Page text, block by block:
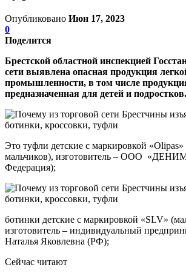
Опубликовано Июн 17, 2023
0
Поделится
Брестской областной инспекцией
сети выявлена опасная продукция
промышленности, в том числе
предназначенная для детей и подростков.
Это туфли детские с маркировкой
мальчиков), изготовитель – ООО
Федерация);
ботинки детские с маркировкой «SLV»
изготовитель – индивидуальный
Наталья Яковлевна (РФ);
Сейчас читают